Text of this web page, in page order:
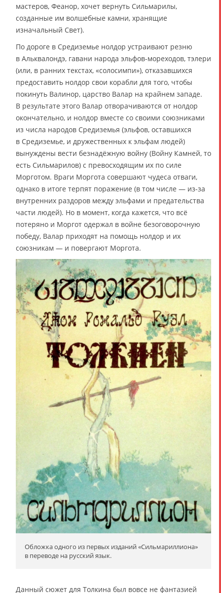
мастеров, Феанор, хочет вернуть Сильмарилы,
созданные им волшебные камни, хранящие
изначальный Свет).
По дороге в Средиземье нолдор устраивают резню
в Альквалондэ, гавани народа эльфов-мореходов, тэлери
(или, в ранних текстах, «солосимпи»), отказавшихся
предоставить нолдор свои корабли для того, чтобы
покинуть Валинор, царство Валар на крайнем западе.
В результате этого Валар отворачиваются от нолдор
окончательно, и нолдор вместе со своими союзниками
из числа народов Средиземья (эльфов, оставшихся
в Средиземье, и дружественных к эльфам людей)
вынуждены вести безнадёжную войну (Войну Камней, то
есть Сильмарилов) с превосходящим их по силе
Морготом. Враги Моргота совершают чудеса отваги,
однако в итоге терпят поражение (в том числе — из-за
внутренних раздоров между эльфами и предательства
части людей). Но в момент, когда кажется, что всё
потеряно и Моргот одержал в войне безоговорочную
победу, Валар приходят на помощь нолдор и их
союзникам — и повергают Моргота.
Обложка одного из первых изданий «Сильмариллиона»
в переводе на русский язык.
Данный сюжет для Толкина был вовсе не фантазией